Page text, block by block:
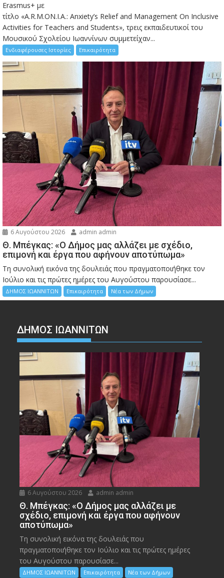
Erasmus+ με
τίτλο «A.R.M.ON.I.A.: Anxiety’s Relief and Management On Inclusive
Activities for Teachers and Students», τρεις εκπαιδευτικοί του
Μουσικού Σχολείου Ιωαννίνων συμμετείχαν...
Ενδιαφέρουσες Ιστορίες Επικαιρότητα
6 Αυγούστου 2026 admin admin
Θ. Μπέγκας: «Ο Δήμος μας αλλάζει με σχέδιο,
επιμονή και έργα που αφήνουν αποτύπωμα»
Τη συνολική εικόνα της δουλειάς που πραγματοποιήθηκε τον
Ιούλιο και τις πρώτες ημέρες του Αυγούστου παρουσίασε...
ΔΗΜΟΣ ΙΩΑΝΝΙΤΩΝ Επικαιρότητα Νέα των Δήμων
ΔΗΜΟΣ ΙΩΑΝΝΙΤΩΝ
6 Αυγούστου 2026 admin admin
Θ. Μπέγκας: «Ο Δήμος μας αλλάζει με
σχέδιο, επιμονή και έργα που αφήνουν
αποτύπωμα»
Τη συνολική εικόνα της δουλειάς που
πραγματοποιήθηκε τον Ιούλιο και τις πρώτες ημέρες
του Αυγούστου παρουσίασε...
ΔΗΜΟΣ ΙΩΑΝΝΙΤΩΝ Επικαιρότητα Νέα των Δήμων